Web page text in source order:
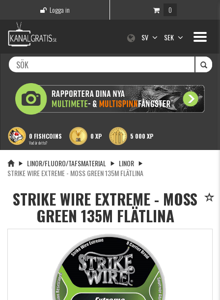
Logga in 0
Toggle
SV SEK
0 FISHCOINS
Vad är detta?
0 XP 5 000 XP
LINOR/FLUORO/TAFSMATERIAL
LINOR
STRIKE WIRE EXTREME - MOSS GREEN 135M FLÄTLINA
STRIKE WIRE EXTREME - MOSS
GREEN 135M FLÄTLINA